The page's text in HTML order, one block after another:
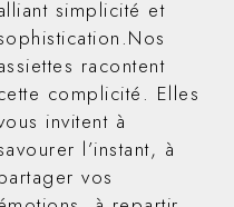
simplicité et
racontent
complicité. Elles
invitent à
l’instant, à
vos